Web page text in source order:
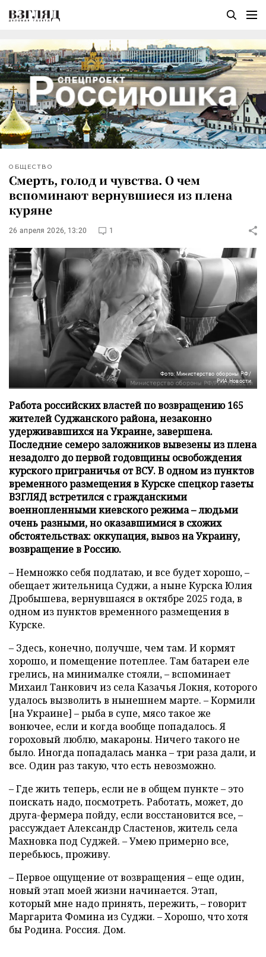
ОБЩЕСТВО
Смерть, голод и чувства. О чем
вспоминают вернувшиеся из плена
куряне
26 апреля 2026, 13:20 1
Фото: Министерство обороны РФ/
РИА Новости
Работа российских властей по возвращению 165
жителей Суджанского района, незаконно
удерживавшихся на Украине, завершена.
Последние семеро заложников вывезены из плена
незадолго до первой годовщины освобождения
курского приграничья от ВСУ. В одном из пунктов
временного размещения в Курске спецкор газеты
ВЗГЛЯД встретился с гражданскими
военнопленными киевского режима – людьми
очень разными, но оказавшимися в схожих
обстоятельствах: оккупация, вывоз на Украину,
возвращение в Россию.
– Немножко себя подлатаю, и все будет хорошо, –
обещает жительница Суджи, а ныне Курска Юлия
Дробышева, вернувшаяся в октябре 2025 года, в
одном из пунктов временного размещения в
Курске.
– Здесь, конечно, получше, чем там. И кормят
хорошо, и помещение потеплее. Там батареи еле
грелись, на минималке стояли, – вспоминает
Михаил Танкович из села Казачья Локня, которого
удалось вызволить в нынешнем марте. – Кормили
[на Украине] – рыба в супе, мясо такое же
вонючее, если и когда вообще попадалось. Я
гороховый люблю, макароны. Ничего такого не
было. Иногда попадалась манка – три раза дали, и
все. Один раз такую, что есть невозможно.
– Где жить теперь, если не в общем пункте – это
поискать надо, посмотреть. Работать, может, до
друга-фермера пойду, если восстановится все, –
рассуждает Александр Сластенов, житель села
Махновка под Суджей. – Умею примерно все,
перебьюсь, проживу.
– Первое ощущение от возвращения – еще один,
новый этап моей жизни начинается. Этап,
который мне надо принять, пережить, – говорит
Маргарита Фомина из Суджи. – Хорошо, что хотя
бы Родина. Россия. Дом.